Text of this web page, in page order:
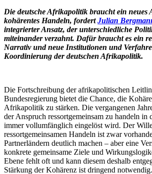
Die deutsche Afrikapolitik braucht ein neues
kohärentes Handeln, fordertJulian
integrierter Ansatz, der unterschiedliche
miteinander verzahnt. Dafür braucht es ein
Narrativ und neue Institutionen und
Koordinierung der deutschen Afrikapolitik.
Die Fortschreibung der afrikapolitischen
Bundesregierung bietet die Chance, die
Afrikapolitik zu stärken. Die vergangenen
der Anspruch ressortgemeinsam zu handeln in
immer vollumfänglich eingelöst wird. Der
ressortgemeinsamen Handeln ist zwar
Partnerländern deutlich machen – aber eine
konkrete gemeinsame Ziele und
Ebene fehlt oft und kann diesem deshalb
Stärkung der Kohärenz ist dringend notwendig.